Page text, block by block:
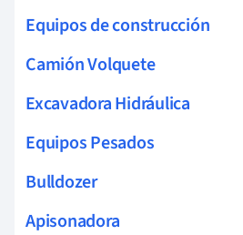
Equipos de construcción
Camión Volquete
Excavadora Hidráulica
Equipos Pesados
Bulldozer
Apisonadora